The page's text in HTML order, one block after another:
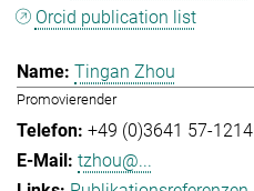
Orcid publication list
Tingan Zhou
Promovierender
+49 (0)3641 57-1214
tzhou@...